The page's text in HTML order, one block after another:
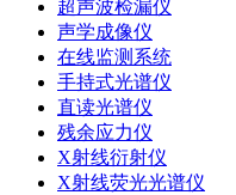
超声波检漏仪
声学成像仪
在线监测系统
手持式光谱仪
直读光谱仪
残余应力仪
X射线衍射仪
X射线荧光光谱仪